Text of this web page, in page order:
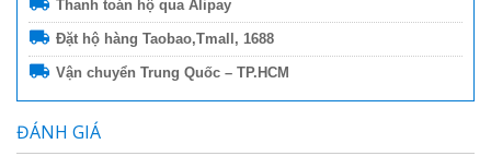
Thanh toán hộ qua Alipay
Đặt hộ hàng Taobao,Tmall, 1688
Vận chuyển Trung Quốc – TP.HCM
ĐÁNH GIÁ